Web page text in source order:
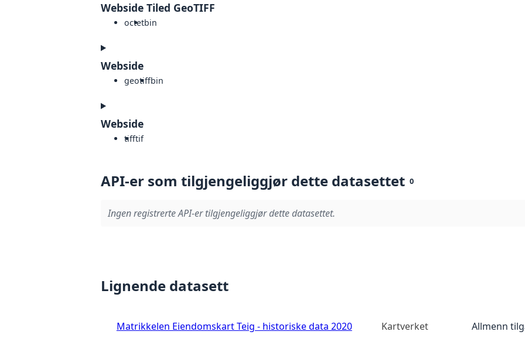
Webside Tiled GeoTIFF
octetbin
Webside
geotiffbin
Webside
tifftif
API-er som tilgjengeliggjør dette datasettet 0
Ingen registrerte API-er tilgjengeliggjør dette datasettet.
Lignende datasett
Matrikkelen Eiendomskart Teig - historiske data 2020 Kartverket Allmenn